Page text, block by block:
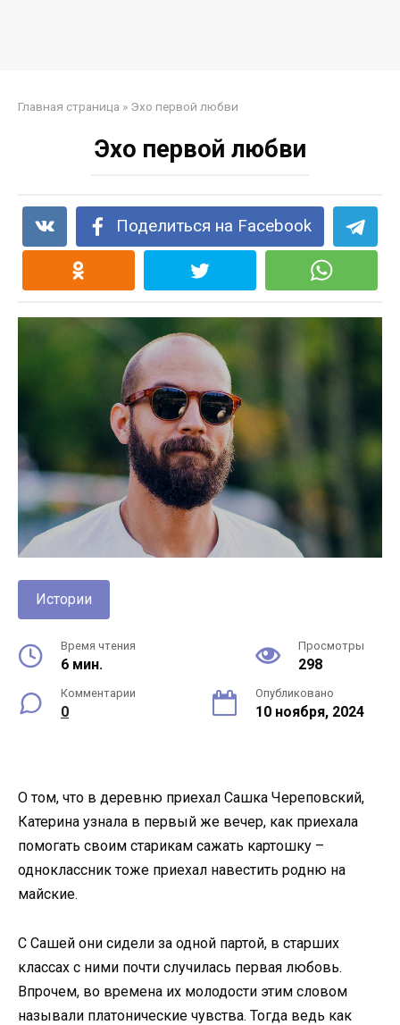
Главная страница » Эхо первой любви
Эхо первой любви
Поделиться на Facebook
Истории
Время чтения
6 мин.
Просмотры
298
Комментарии
0
Опубликовано
10 ноября, 2024
О том, что в деревню приехал Сашка Череповский,
Катерина узнала в первый же вечер, как приехала
помогать своим старикам сажать картошку –
одноклассник тоже приехал навестить родню на
майские.
С Сашей они сидели за одной партой, в старших
классах с ними почти случилась первая любовь.
Впрочем, во времена их молодости этим словом
называли платонические чувства. Тогда ведь как